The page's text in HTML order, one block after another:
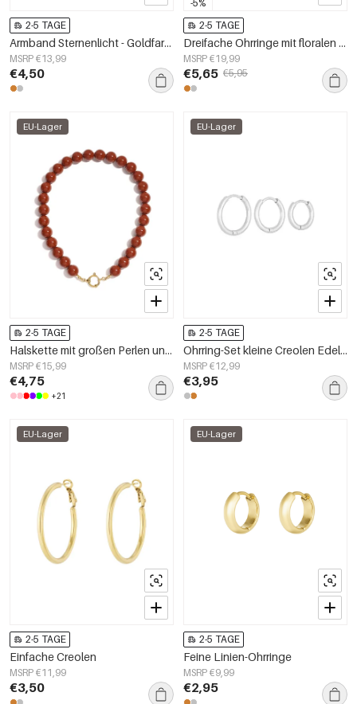
2-5 TAGE
Armband Sternenlicht - Goldfarben
MSRP €13,99
€4,50
-5%
2-5 TAGE
Dreifache Ohrringe mit floralen Anhängern
MSRP €19,99
€5,65 €5,95
EU-Lager
2-5 TAGE
Halskette mit großen Perlen und Vorderverschluss-15mm
MSRP €15,99
€4,75
+21
EU-Lager
2-5 TAGE
Ohrring-Set kleine Creolen Edelstahl
MSRP €12,99
€3,95
EU-Lager
2-5 TAGE
Einfache Creolen
MSRP €11,99
€3,50
EU-Lager
2-5 TAGE
Feine Linien-Ohrringe
MSRP €9,99
€2,95